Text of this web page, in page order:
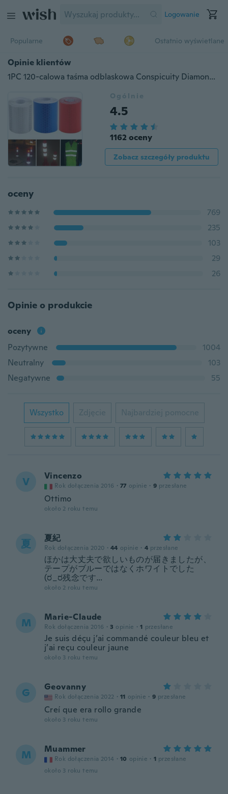
Logowanie
Popularne Ostatnio wyświetlane
Opinie klientów
1PC 120-calowa taśma odblaskowa Conspicuity Diamond Grade Tape
Ogólnie
4.5
1162 oceny
Zobacz szczegóły produktu
oceny
769
235
103
29
26
Opinie o produkcie
oceny
Pozytywne
1004
Neutralny
103
Negatywne
55
Wszystko Zdjęcie Najbardziej pomocne
V Vincenzo
Rok dołączenia 2016 · 77 opinie · 9 przesłane
Ottimo
około 2 roku temu
夏 夏紀
Rok dołączenia 2020 · 44 opinie · 4 przesłane
ほかは大丈夫で欲しいものが届きましたが、
テープがブルーではなくホワイトでした
(ರ⁠_⁠ರ残念です…
około 2 roku temu
M Marie-Claude
Rok dołączenia 2016 · 3 opinie · 1 przesłane
Je suis déçu j’ai commandé couleur bleu et
j’ai reçu couleur jaune
około 3 roku temu
G Geovanny
Rok dołączenia 2022 · 11 opinie · 9 przesłane
Creí que era rollo grande
około 3 roku temu
M Muammer
Rok dołączenia 2014 · 10 opinie · 1 przesłane
około 3 roku temu